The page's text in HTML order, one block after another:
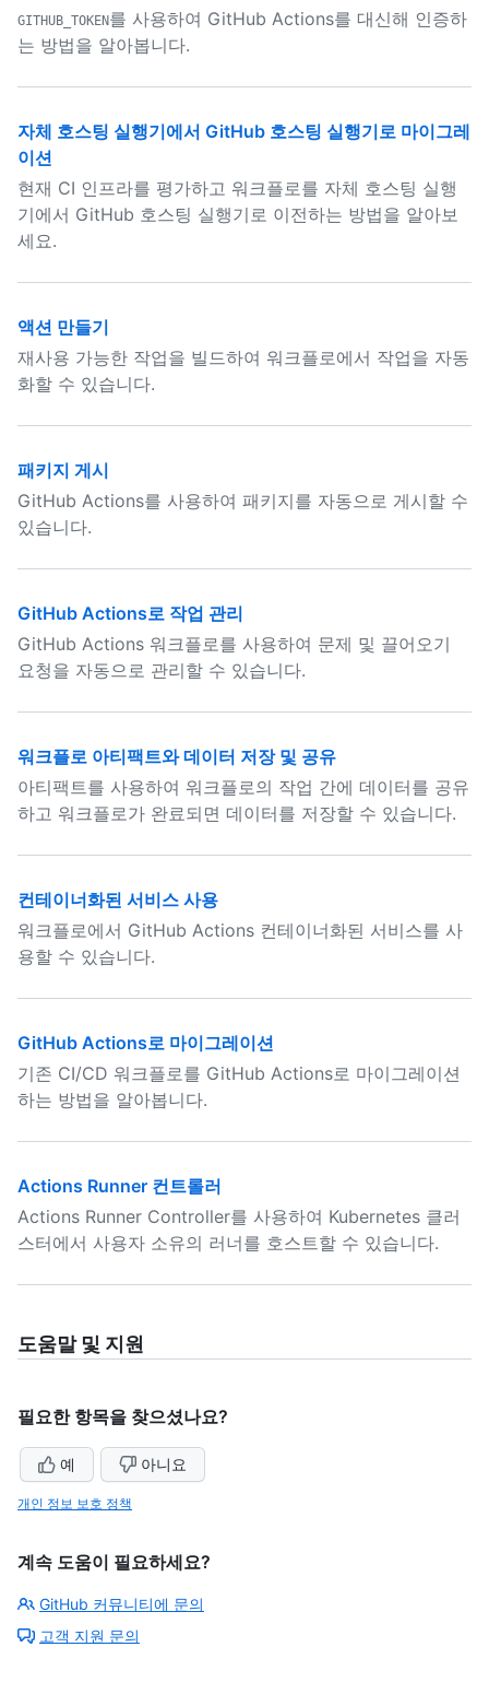
GITHUB_TOKEN를 사용하여 GitHub Actions를 대신해 인증하
는 방법을 알아봅니다.
자체 호스팅 실행기에서 GitHub 호스팅 실행기로 마이그레
이션
현재 CI 인프라를 평가하고 워크플로를 자체 호스팅 실행
기에서 GitHub 호스팅 실행기로 이전하는 방법을 알아보
세요.
액션 만들기
재사용 가능한 작업을 빌드하여 워크플로에서 작업을 자동
화할 수 있습니다.
패키지 게시
GitHub Actions를 사용하여 패키지를 자동으로 게시할 수
있습니다.
GitHub Actions로 작업 관리
GitHub Actions 워크플로를 사용하여 문제 및 끌어오기
요청을 자동으로 관리할 수 있습니다.
워크플로 아티팩트와 데이터 저장 및 공유
아티팩트를 사용하여 워크플로의 작업 간에 데이터를 공유
하고 워크플로가 완료되면 데이터를 저장할 수 있습니다.
컨테이너화된 서비스 사용
워크플로에서 GitHub Actions 컨테이너화된 서비스를 사
용할 수 있습니다.
GitHub Actions로 마이그레이션
기존 CI/CD 워크플로를 GitHub Actions로 마이그레이션
하는 방법을 알아봅니다.
Actions Runner 컨트롤러
Actions Runner Controller를 사용하여 Kubernetes 클러
스터에서 사용자 소유의 러너를 호스트할 수 있습니다.
도움말 및 지원
필요한 항목을 찾으셨나요?
예 아니요
개인 정보 보호 정책
계속 도움이 필요하세요?
GitHub 커뮤니티에 문의
고객 지원 문의